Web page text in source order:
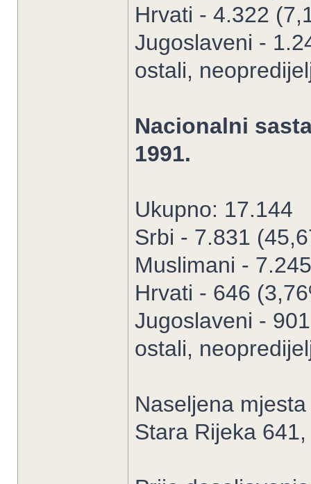
Hrvati - 4.322
Jugoslaveni -
ostali,
Nacionalni
1991.
Ukupno: 17.144
Srbi - 7.831
Muslimani -
Hrvati - 646
Jugoslaveni -
ostali,
Naseljena
Stara Rijeka